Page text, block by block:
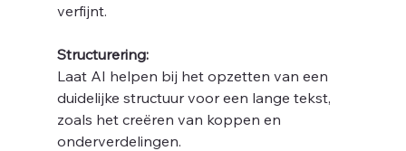
verfijnt.
Structurering:
Laat AI helpen bij het opzetten van een
duidelijke structuur voor een lange tekst,
zoals het creëren van koppen en
onderverdelingen.